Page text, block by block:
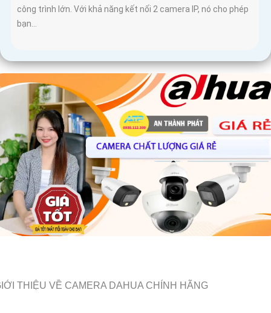
công trình lớn. Với khả năng kết nối 2 camera IP, nó cho phép
bạn...
THIỆU VỀ CAMERA DAHUA CHÍNH HÃNG